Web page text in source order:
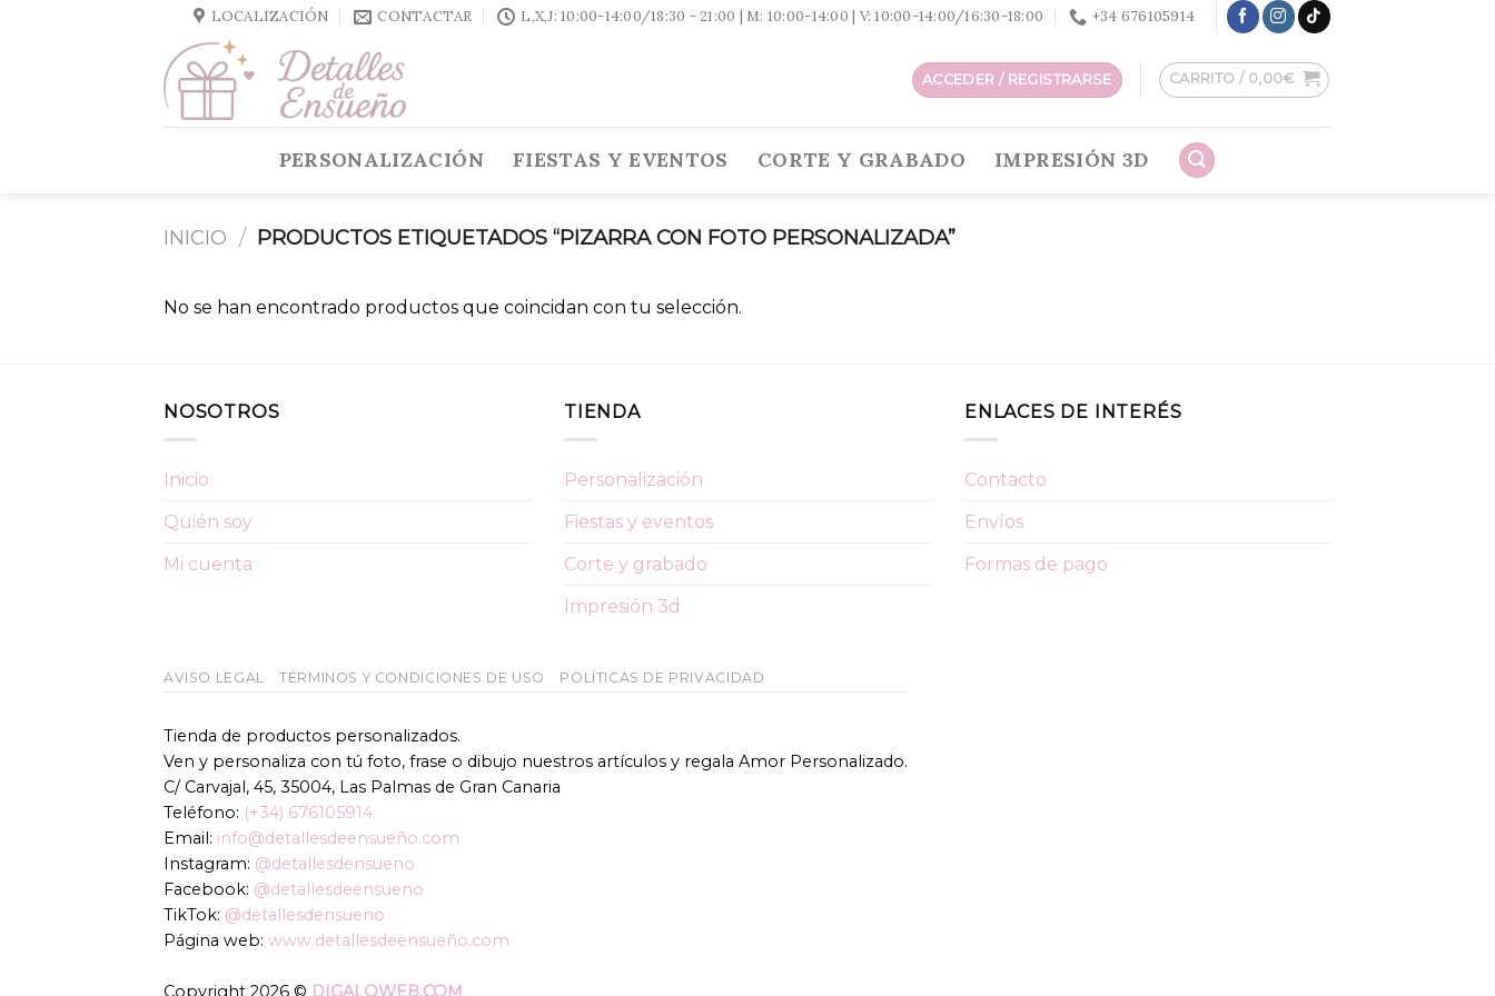
LOCALIZACIÓN CONTACTAR L,X,J: 10:00-14:00/18:30 - 21:00 | M: 10:00-14:00 | V: 10:00-14:00/16:30-18:00 +34 676105914
ACCEDER / REGISTRARSE CARRITO / 0,00€
PERSONALIZACIÓN FIESTAS Y EVENTOS CORTE Y GRABADO IMPRESIÓN 3D
INICIO / PRODUCTOS ETIQUETADOS “PIZARRA CON FOTO PERSONALIZADA”
No se han encontrado productos que coincidan con tu selección.
NOSOTROS
Inicio
Quién soy
Mi cuenta
TIENDA
Personalización
Fiestas y eventos
Corte y grabado
Impresión 3d
ENLACES DE INTERÉS
Contacto
Envíos
Formas de pago
AVISO LEGAL TÉRMINOS Y CONDICIONES DE USO POLÍTICAS DE PRIVACIDAD
Tienda de productos personalizados.
Ven y personaliza con tú foto, frase o dibujo nuestros artículos y regala Amor Personalizado.
C/ Carvajal, 45, 35004, Las Palmas de Gran Canaria
Teléfono: (+34) 676105914
Email: info@detallesdeensueño.com
Instagram: @detallesdensueno
Facebook: @detallesdeensueno
TikTok: @detallesdensueno
Página web: www.detallesdeensueño.com
Copyright 2026 © DIGALOWEB.COM